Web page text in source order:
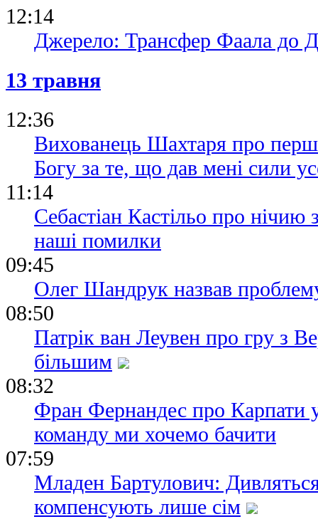
12:14
Джерело: Трансфер Фаала до
13 травня
12:36
Вихованець Шахтаря про
Богу за те, що дав мені сили
11:14
Себастіан Кастільо про
наші помилки
09:45
Олег Шандрук назвав
08:50
Патрік ван Леувен про гру з
більшим
08:32
Фран Фернандес про Карпати
команду ми хочемо бачити
07:59
Младен Бартулович:
компенсують лише сім